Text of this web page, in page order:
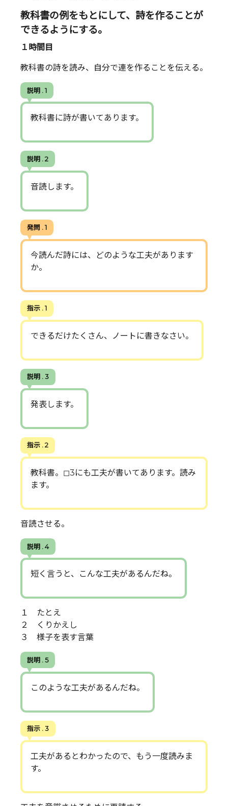
教科書の例をもとにして、詩を作ることが
できるようにする。
１時間目
教科書の詩を読み、自分で連を作ることを伝える。
説明 . 1
教科書に詩が書いてあります。
説明 . 2
音読します。
発問 . 1
今読んだ詩には、どのような工夫があります
か。
指示 . 1
できるだけたくさん、ノートに書きなさい。
説明 . 3
発表します。
指示 . 2
教科書。◻︎3にも工夫が書いてあります。読み
ます。
音読させる。
説明 . 4
短く言うと、こんな工夫があるんだね。
１ たとえ
２ くりかえし
３ 様子を表す言葉
説明 . 5
このような工夫があるんだね。
指示 . 3
工夫があるとわかったので、もう一度読みま
す。